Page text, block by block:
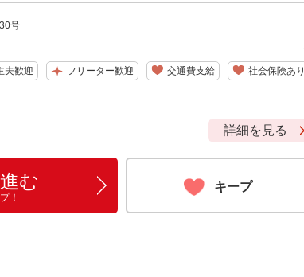
号
夫歓迎 フリーター歓迎 交通費支給 社会保険あり
詳細を見る
む
！
キープ